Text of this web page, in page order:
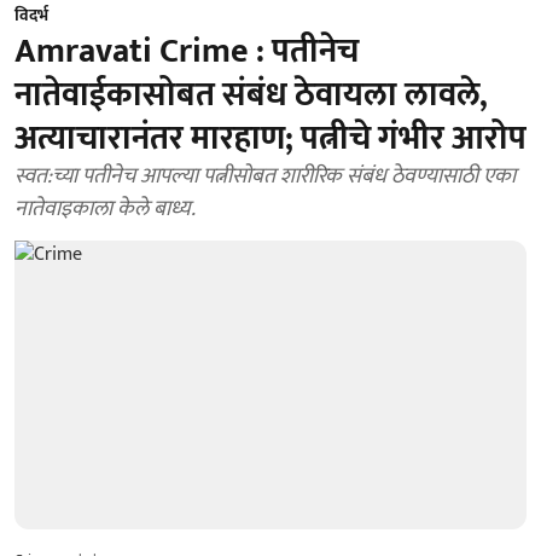
विदर्भ
Amravati Crime : पतीनेच
नातेवाईकासोबत संबंध ठेवायला लावले,
अत्याचारानंतर मारहाण; पत्नीचे गंभीर आरोप
स्वत:च्या पतीनेच आपल्या पत्नीसोबत शारीरिक संबंध ठेवण्यासाठी एका
नातेवाइकाला केले बाध्य.